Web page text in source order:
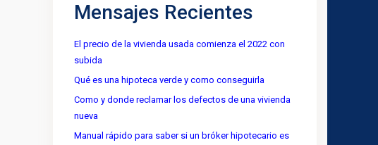
Mensajes Recientes
El precio de la vivienda usada comienza el 2022 con
subida
Qué es una hipoteca verde y como conseguirla
Como y donde reclamar los defectos de una vivienda
nueva
Manual rápido para saber si un bróker hipotecario es